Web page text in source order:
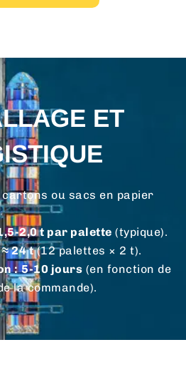
ET
ou sacs en papier
2,0 t par palette (typique).
≈ 24 t(12 palettes × 2 t).
: 5-10 jours (en fonction de
la commande).